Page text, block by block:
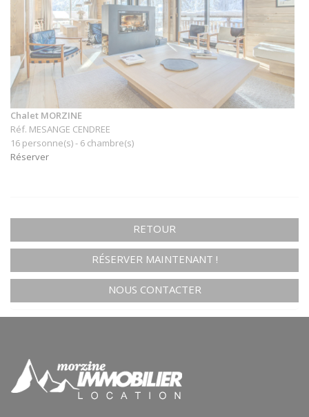
Chalet MORZINE
Réf. MESANGE CENDREE
16 personne(s) - 6 chambre(s)
Réserver
RETOUR
RÉSERVER MAINTENANT !
NOUS CONTACTER